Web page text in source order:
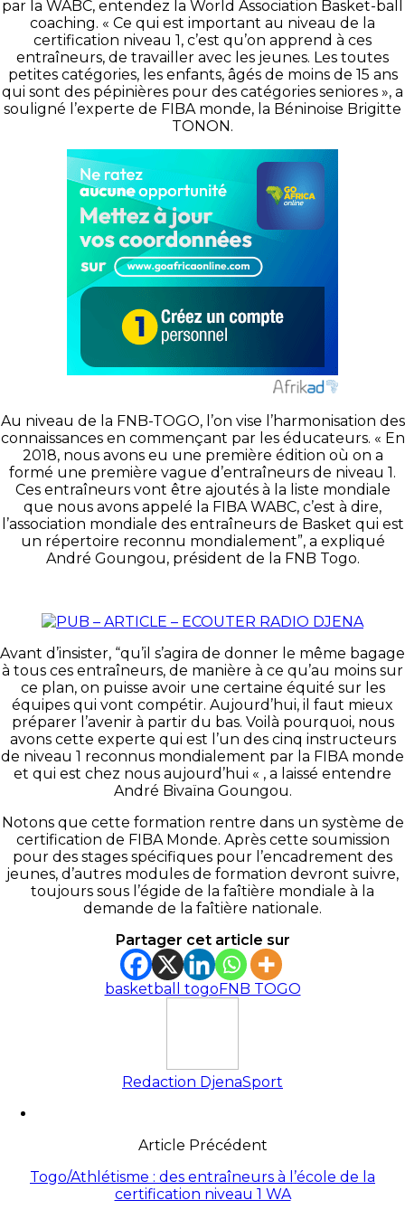
par la WABC, entendez la World Association Basket-ball
coaching. « Ce qui est important au niveau de la
certification niveau 1, c’est qu’on apprend à ces
entraîneurs, de travailler avec les jeunes. Les toutes
petites catégories, les enfants, âgés de moins de 15 ans
qui sont des pépinières pour des catégories seniores », a
souligné l’experte de FIBA monde, la Béninoise Brigitte
TONON.
Au niveau de la FNB-TOGO, l’on vise l’harmonisation des
connaissances en commençant par les éducateurs. « En
2018, nous avons eu une première édition où on a
formé une première vague d’entraîneurs de niveau 1.
Ces entraîneurs vont être ajoutés à la liste mondiale
que nous avons appelé la FIBA WABC, c’est à dire,
l’association mondiale des entraîneurs de Basket qui est
un répertoire reconnu mondialement”, a expliqué
André Goungou, président de la FNB Togo.
Avant d’insister, “qu’il s’agira de donner le même bagage
à tous ces entraîneurs, de manière à ce qu’au moins sur
ce plan, on puisse avoir une certaine équité sur les
équipes qui vont compétir. Aujourd’hui, il faut mieux
préparer l’avenir à partir du bas. Voilà pourquoi, nous
avons cette experte qui est l’un des cinq instructeurs
de niveau 1 reconnus mondialement par la FIBA monde
et qui est chez nous aujourd’hui « , a laissé entendre
André Bivaïna Goungou.
Notons que cette formation rentre dans un système de
certification de FIBA Monde. Après cette soumission
pour des stages spécifiques pour l’encadrement des
jeunes, d’autres modules de formation devront suivre,
toujours sous l’égide de la faîtière mondiale à la
demande de la faîtière nationale.
Partager cet article sur
basketball togoFNB TOGO
Redaction DjenaSport
Article Précédent
Togo/Athlétisme : des entraîneurs à l’école de la
certification niveau 1 WA